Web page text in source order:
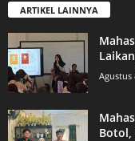
ARTIKEL LAINNYA
Agustus
Botol,